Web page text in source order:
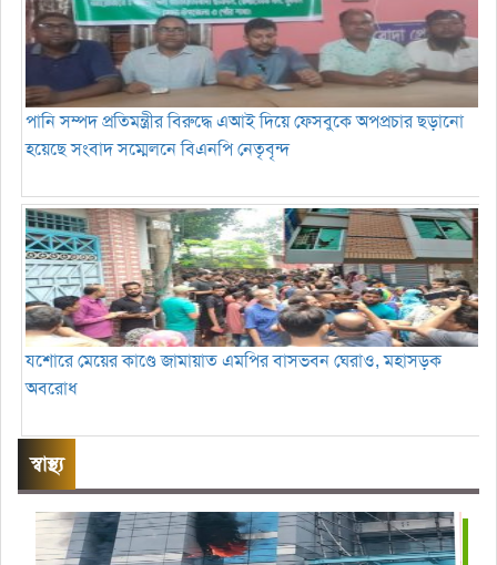
পানি সম্পদ প্রতিমন্ত্রীর বিরুদ্ধে এআই দিয়ে ফেসবুকে অপপ্রচার ছড়ানো
হয়েছে সংবাদ সম্মেলনে বিএনপি নেতৃবৃন্দ
যশোরে মেয়ের কাণ্ডে জামায়াত এমপির বাসভবন ঘেরাও, মহাসড়ক
অবরোধ
স্বাস্থ্য